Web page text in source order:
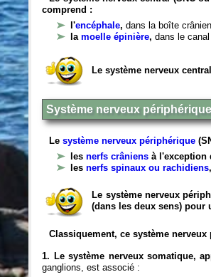
comprend :
l'encéphale,dans la boîte
lamoelle épinière,dans le
Le système nerveux
Système nerveux périphérique
Lesystème nerveux périphérique
lesnerfs crâniens à l'exception
lesnerfs spinaux ou rachidiens,
Le système nerveux
(dans les deux sens)
Classiquement, ce système
1. Le système nerveux somatique,
ganglions, est associé :